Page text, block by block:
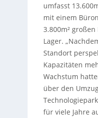
umfasst
mit einem
3.800m²
Lager.
Standort
Kapazitäten
Wachstum
über den
für viele Jahre